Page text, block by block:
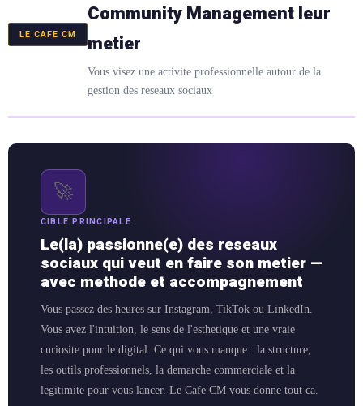
LE CAFE CM
Community Management leur
metier
Vous visez une activite professionnelle autour de la
gestion des reseaux sociaux
🚀
CIBLE PRINCIPALE
Le(la) passionne(e) des reseaux
sociaux qui veut en faire son metier —
avec methode et accompagnement
Vous passez des heures sur Instagram, TikTok ou LinkedIn.
Vous avez l'intuition, le sens de l'esthetique et une vraie
curiosite pour le digital. Ce qui vous manque : la structure,
les outils professionnels, la demarche commerciale et la
legitimite pour vous lancer. Le Cafe CM vous donne tout ca.